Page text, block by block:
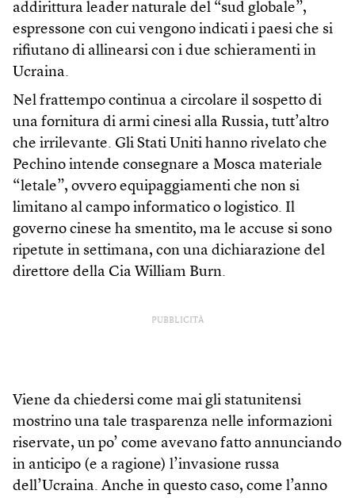
addirittura leader naturale del “sud globale”,
espressone con cui vengono indicati i paesi che si
rifiutano di allinearsi con i due schieramenti in
Ucraina.
Nel frattempo continua a circolare il sospetto di
una fornitura di armi cinesi alla Russia, tutt’altro
che irrilevante. Gli Stati Uniti hanno rivelato che
Pechino intende consegnare a Mosca materiale
“letale”, ovvero equipaggiamenti che non si
limitano al campo informatico o logistico. Il
governo cinese ha smentito, ma le accuse si sono
ripetute in settimana, con una dichiarazione del
direttore della Cia William Burn.
PUBBLICITÀ
Viene da chiedersi come mai gli statunitensi
mostrino una tale trasparenza nelle informazioni
riservate, un po’ come avevano fatto annunciando
in anticipo (e a ragione) l’invasione russa
dell’Ucraina. Anche in questo caso, come l’anno